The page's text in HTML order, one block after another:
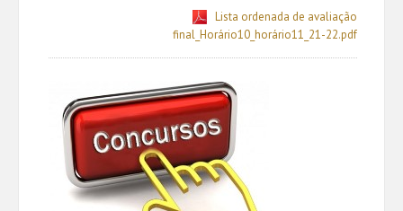
Utilizador não identificado. (Entrar)
Lista ordenada de avaliação
final_Horário10_horário11_21-22.pdf